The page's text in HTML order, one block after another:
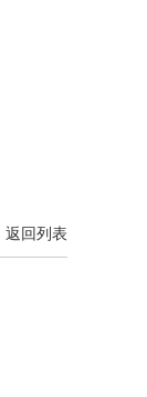
返回列表